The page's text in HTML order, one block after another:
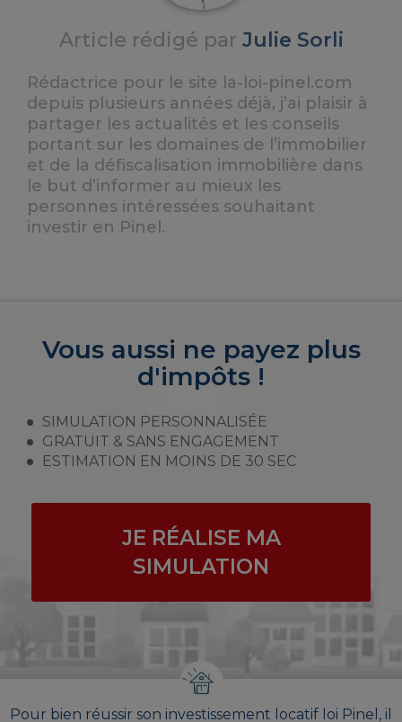
Article rédigé par Julie Sorli
Rédactrice pour le site la-loi-pinel.com
depuis plusieurs années déjà, j’ai plaisir à
partager les actualités et les conseils
portant sur les domaines de l’immobilier
et de la défiscalisation immobilière dans
le but d’informer au mieux les
personnes intéressées souhaitant
investir en Pinel.
Vous aussi ne payez plus
d'impôts !
SIMULATION PERSONNALISÉE
GRATUIT & SANS ENGAGEMENT
ESTIMATION EN MOINS DE 30 SEC
JE RÉALISE MA
SIMULATION
Pour bien réussir son investissement locatif loi Pinel, il